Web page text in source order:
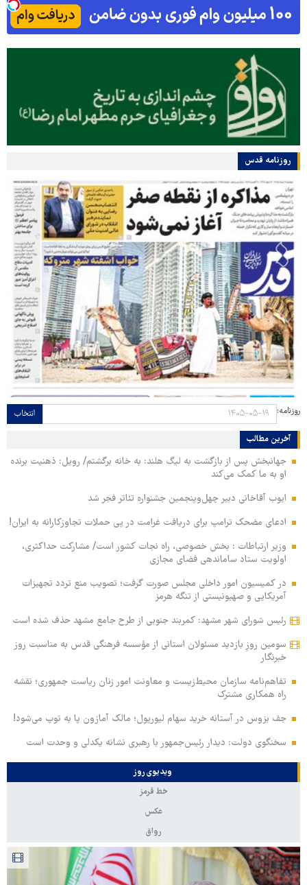
روزنامه قدس
روزنامه: انتخاب
آخرین مطالب
جهانبخش پس از بازگشت به لیگ هلند: به خانه برگشتم/ رویل: ذهنیت برنده
او به ما کمک می‌کند
ایوب آقاخانی دبیر چهل‌وپنجمین جشنواره تئاتر فجر شد
ادعای مضحک ترامپ برای دریافت غرامت در پی حملات تجاوزکارانه به ایران!
وزیر ارتباطات : بخش خصوصی، راه نجات کشور است/ مشارکت حداکثری،
اولویت ستاد ساماندهی فضای مجازی
در کمیسیون امور داخلی مجلس صورت گرفت؛ تصویب منع تردد تجهیزات
آمریکایی و صهیونیستی از تنگه هرمز
رئیس شورای شهر مشهد: کمربند جنوبی از طرح جامع مشهد حذف شده است
سومین روزِ بازدید مسئولان استانی از مؤسسه فرهنگی قدس به مناسبت روز
خبرنگار
تفاهم‌نامه سازمان محیط‌زیست و معاونت امور زنان ریاست جمهوری؛ نقشه
راه همکاری مشترک
جف بزوس در آستانه خرید سهام لیورپول؛ مالک آمازون پا به توپ می‌شود!
سخنگوی دولت: دیدار رئیس‌جمهور با رهبری نشانه یکدلی و وحدت است
ویدیوی روز
خط قرمز
عکس
رواق